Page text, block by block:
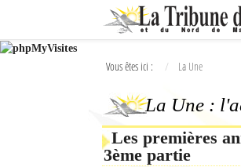
Ok
L'actualité à Diego Suarez
Vous êtes ici : La Une
La Une :
Les premières
3ème partie